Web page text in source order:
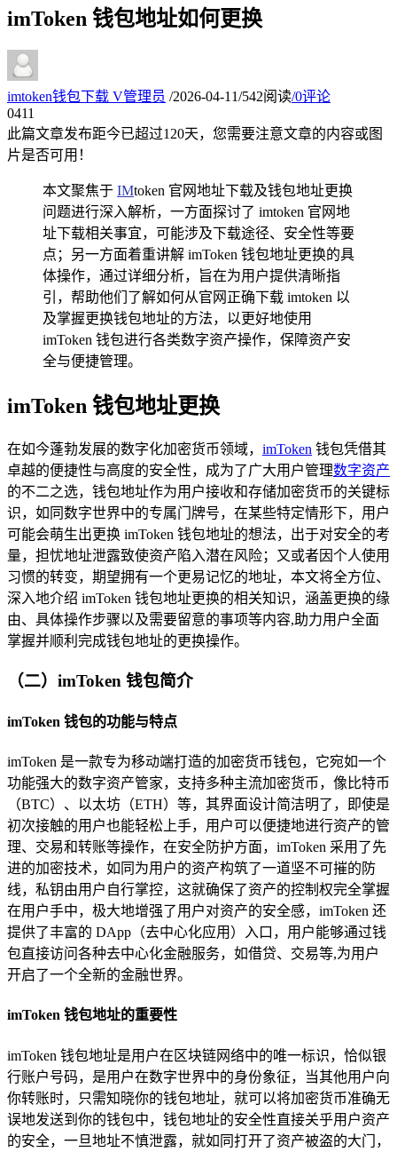
imToken 钱包地址如何更换
imtoken钱包下载 V管理员 /2026-04-11/542阅读/0评论
0411
此篇文章发布距今已超过120天，您需要注意文章的内容或图
片是否可用！
本文聚焦于 IMtoken 官网地址下载及钱包地址更换
问题进行深入解析，一方面探讨了 imtoken 官网地
址下载相关事宜，可能涉及下载途径、安全性等要
点；另一方面着重讲解 imToken 钱包地址更换的具
体操作，通过详细分析，旨在为用户提供清晰指
引，帮助他们了解如何从官网正确下载 imtoken 以
及掌握更换钱包地址的方法，以更好地使用
imToken 钱包进行各类数字资产操作，保障资产安
全与便捷管理。
imToken 钱包地址更换
在如今蓬勃发展的数字化加密货币领域， imToken 钱包凭借其
卓越的便捷性与高度的安全性，成为了广大用户管理数字资产
的不二之选，钱包地址作为用户接收和存储加密货币的关键标
识，如同数字世界中的专属门牌号，在某些特定情形下，用户
可能会萌生出更换 imToken 钱包地址的想法，出于对安全的考
量，担忧地址泄露致使资产陷入潜在风险；又或者因个人使用
习惯的转变，期望拥有一个更易记忆的地址，本文将全方位、
深入地介绍 imToken 钱包地址更换的相关知识，涵盖更换的缘
由、具体操作步骤以及需要留意的事项等内容,助力用户全面
掌握并顺利完成钱包地址的更换操作。
（二）imToken 钱包简介
imToken 钱包的功能与特点
imToken 是一款专为移动端打造的加密货币钱包，它宛如一个
功能强大的数字资产管家，支持多种主流加密货币，像比特币
（BTC）、以太坊（ETH）等，其界面设计简洁明了，即使是
初次接触的用户也能轻松上手，用户可以便捷地进行资产的管
理、交易和转账等操作，在安全防护方面，imToken 采用了先
进的加密技术，如同为用户的资产构筑了一道坚不可摧的防
线，私钥由用户自行掌控，这就确保了资产的控制权完全掌握
在用户手中，极大地增强了用户对资产的安全感，imToken 还
提供了丰富的 DApp（去中心化应用）入口，用户能够通过钱
包直接访问各种去中心化金融服务，如借贷、交易等,为用户
开启了一个全新的金融世界。
imToken 钱包地址的重要性
imToken 钱包地址是用户在区块链网络中的唯一标识，恰似银
行账户号码，是用户在数字世界中的身份象征，当其他用户向
你转账时，只需知晓你的钱包地址，就可以将加密货币准确无
误地发送到你的钱包中，钱包地址的安全性直接关乎用户资产
的安全，一旦地址不慎泄露，就如同打开了资产被盗的大门，